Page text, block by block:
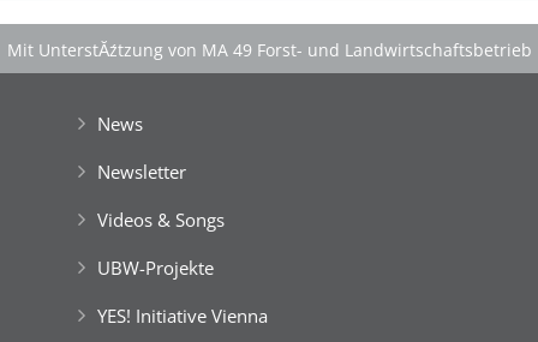
Mit UnterstĂźtzung von MA 49 Forst- und Landwirtschaftsbetrieb
News
Newsletter
Videos & Songs
UBW-Projekte
YES! Initiative Vienna